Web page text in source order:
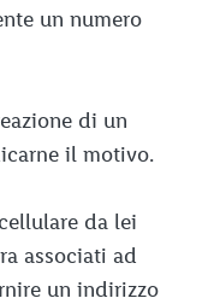
un numero
di un
il motivo.
da lei
associati ad
un indirizzo